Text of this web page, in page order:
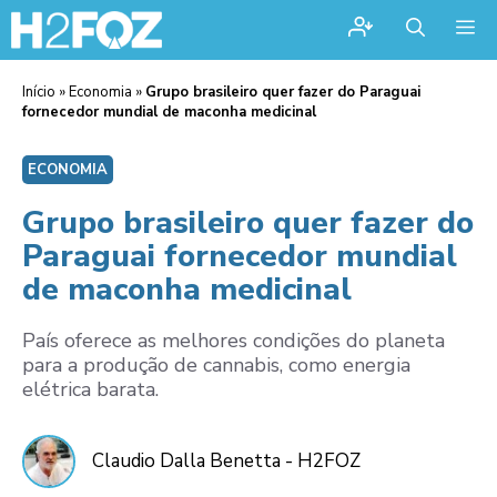
Início »Economia » Grupo brasileiro quer fazer do Paraguai
fornecedor mundial de maconha medicinal
ECONOMIA
Grupo brasileiro quer fazer do
Paraguai fornecedor mundial
de maconha medicinal
País oferece as melhores condições do planeta
para a produção de cannabis, como energia
elétrica barata.
Claudio Dalla Benetta - H2FOZ